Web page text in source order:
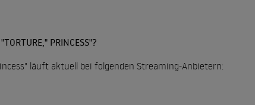
PRINCESS"?
läuft aktuell bei folgenden Streaming-Anbietern: